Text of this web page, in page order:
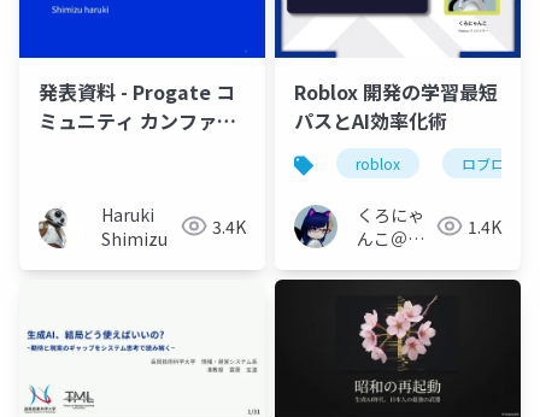
発表資料 - Progate コ
ミュニティ カンファレ
Haruki
Shimizu
3.4K
Roblox 開発の学習最短
パスとAI効率化術
roblox ロブロック
くろにゃ
んこ＠
リエイタ
ー
1.4K